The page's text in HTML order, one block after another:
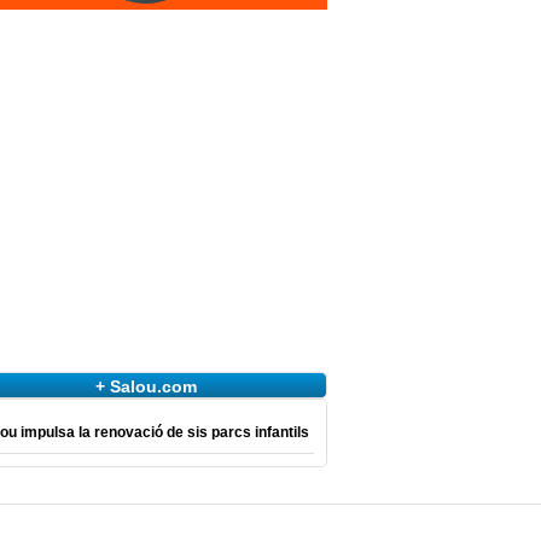
+ Salou.com
impulsa la renovació de sis parcs infantils